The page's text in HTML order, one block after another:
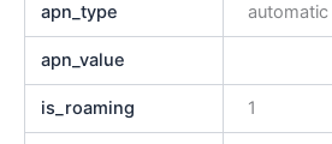
apn_type automatic
apn_value
is_roaming 1